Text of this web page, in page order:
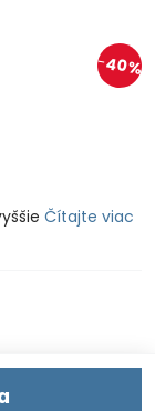
40%
Čítajte viac